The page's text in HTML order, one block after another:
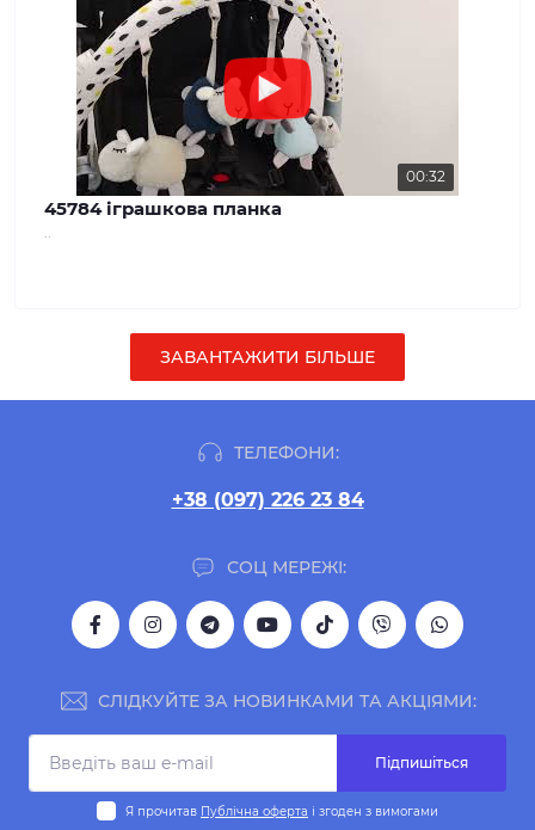
00:32
45784 іграшкова планка
ЗАВАНТАЖИТИ БІЛЬШЕ
ТЕЛЕФОНИ:
+38 (097) 226 23 84
СОЦ МЕРЕЖІ:
СЛІДКУЙТЕ ЗА НОВИНКАМИ ТА АКЦІЯМИ:
Підпишіться
Я прочитав Публічна оферта і згоден з вимогами